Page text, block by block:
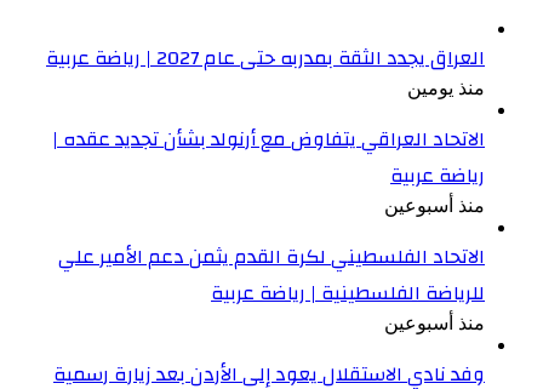
العراق يجدد الثقة بمدربه حتى عام 2027 | رياضة عربية
منذ يومين
الاتحاد العراقي يتفاوض مع أرنولد بشأن تجديد عقده |
رياضة عربية
منذ أسبوعين
الاتحاد الفلسطيني لكرة القدم يثمن دعم الأمير علي
للرياضة الفلسطينية | رياضة عربية
منذ أسبوعين
وفد نادي الاستقلال يعود إلى الأردن بعد زيارة رسمية